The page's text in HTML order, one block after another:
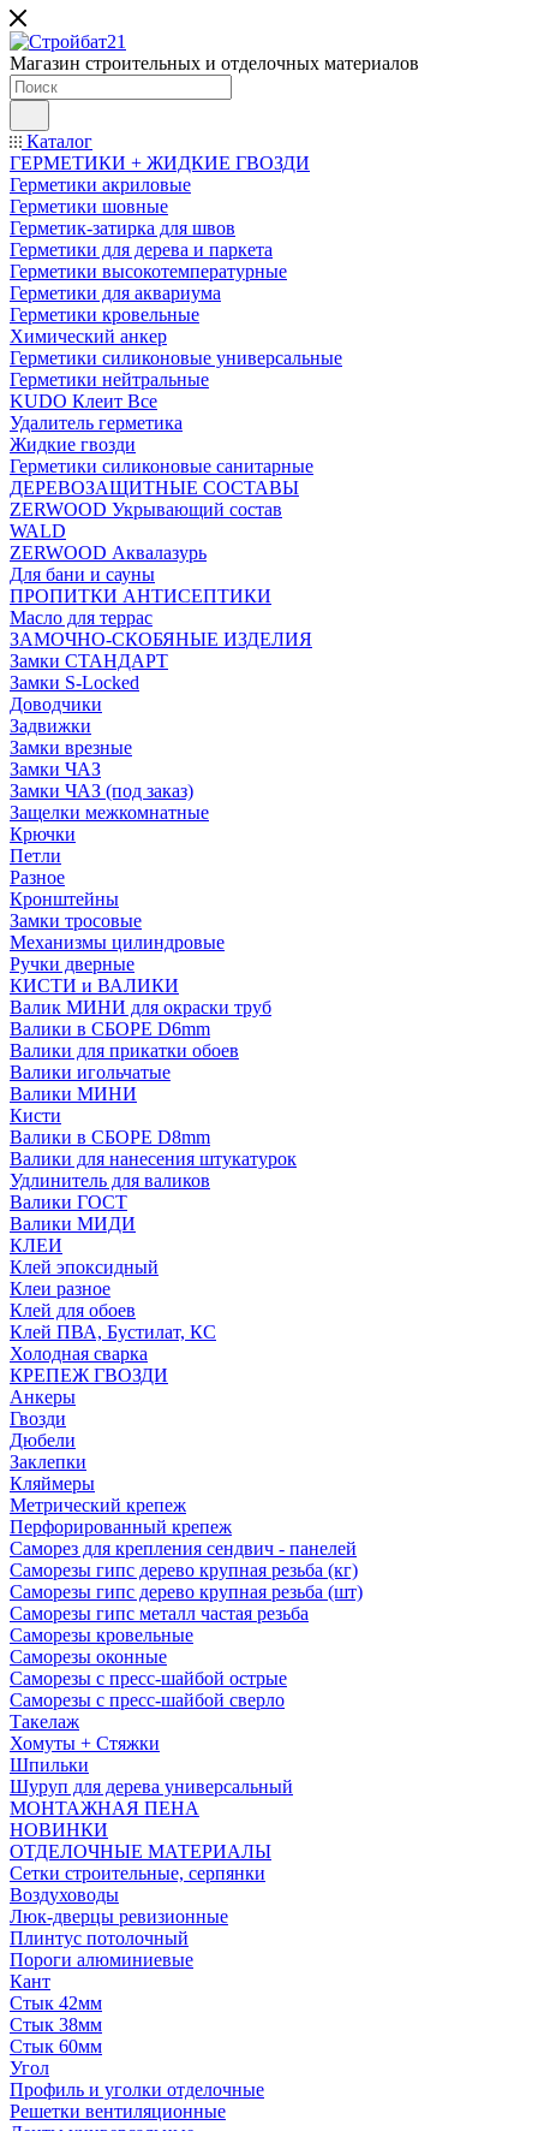
Магазин строительных и отделочных материалов
Каталог
ГЕРМЕТИКИ + ЖИДКИЕ ГВОЗДИ
Герметики акриловые
Герметики шовные
Герметик-затирка для швов
Герметики для дерева и паркета
Герметики высокотемпературные
Герметики для аквариума
Герметики кровельные
Химический анкер
Герметики силиконовые универсальные
Герметики нейтральные
KUDO Клеит Все
Удалитель герметика
Жидкие гвозди
Герметики силиконовые санитарные
ДЕРЕВОЗАЩИТНЫЕ СОСТАВЫ
ZERWOOD Укрывающий состав
WALD
ZERWOOD Аквалазурь
Для бани и сауны
ПРОПИТКИ АНТИСЕПТИКИ
Масло для террас
ЗАМОЧНО-СКОБЯНЫЕ ИЗДЕЛИЯ
Замки СТАНДАРТ
Замки S-Locked
Доводчики
Задвижки
Замки врезные
Замки ЧАЗ
Замки ЧАЗ (под заказ)
Защелки межкомнатные
Крючки
Петли
Разное
Кронштейны
Замки тросовые
Механизмы цилиндровые
Ручки дверные
КИСТИ и ВАЛИКИ
Валик МИНИ для окраски труб
Валики в СБОРЕ D6mm
Валики для прикатки обоев
Валики игольчатые
Валики МИНИ
Кисти
Валики в СБОРЕ D8mm
Валики для нанесения штукатурок
Удлинитель для валиков
Валики ГОСТ
Валики МИДИ
КЛЕИ
Клей эпоксидный
Клеи разное
Клей для обоев
Клей ПВА, Бустилат, КС
Холодная сварка
КРЕПЕЖ ГВОЗДИ
Анкеры
Гвозди
Дюбели
Заклепки
Кляймеры
Метрический крепеж
Перфорированный крепеж
Саморез для крепления сендвич - панелей
Саморезы гипс дерево крупная резьба (кг)
Саморезы гипс дерево крупная резьба (шт)
Саморезы гипс металл частая резьба
Саморезы кровельные
Саморезы оконные
Саморезы с пресс-шайбой острые
Саморезы с пресс-шайбой сверло
Такелаж
Хомуты + Стяжки
Шпильки
Шуруп для дерева универсальный
МОНТАЖНАЯ ПЕНА
НОВИНКИ
ОТДЕЛОЧНЫЕ МАТЕРИАЛЫ
Сетки строительные, серпянки
Воздуховоды
Люк-дверцы ревизионные
Плинтус потолочный
Пороги алюминиевые
Кант
Стык 42мм
Стык 38мм
Стык 60мм
Угол
Профиль и уголки отделочные
Решетки вентиляционные